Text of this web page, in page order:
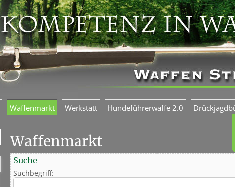
Waffenmarkt Werkstatt Hundeführerwaffe 2.0
Waffenmarkt
Suche
Suchbegriff: